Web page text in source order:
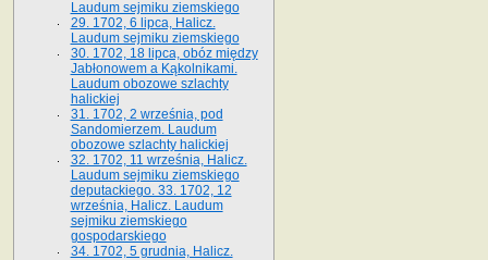
Laudum sejmiku ziemskiego
29. 1702, 6 lipca, Halicz.
Laudum sejmiku ziemskiego
30. 1702, 18 lipca, obóz między
Jabłonowem a Kąkolnikami.
Laudum obozowe szlachty
halickiej
31. 1702, 2 września, pod
Sandomierzem. Laudum
obozowe szlachty halickiej
32. 1702, 11 września, Halicz.
Laudum sejmiku ziemskiego
deputackiego. 33. 1702, 12
września, Halicz. Laudum
sejmiku ziemskiego
gospodarskiego
34. 1702, 5 grudnia, Halicz.